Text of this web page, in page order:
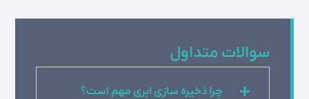
سوالات متداول
چرا ذخیره سازی ابری مهم است؟